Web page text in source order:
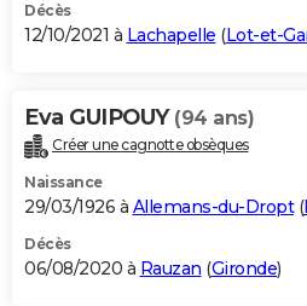
Décès
12/10/2021 à Lachapelle (Lot-et-
Eva GUIPOUY (94 ans)
Créer une cagnotte obsèques
Naissance
29/03/1926 à Allemans-du-Dropt(
Décès
06/08/2020 à Rauzan (Gironde)